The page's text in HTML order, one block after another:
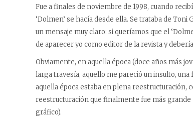
Fue a finales de noviembre de 1998, cuando
‘Dolmen’ se hacía desde ella. Se trataba de
un mensaje muy claro: si queríamos que el
de aparecer yo como editor de la revista y
Obviamente, en aquella época (doce años más
larga travesía, aquello me pareció un insulto, una
aquella época estaba en plena reestructuración,
reestructuración que finalmente fue más
gráfico).